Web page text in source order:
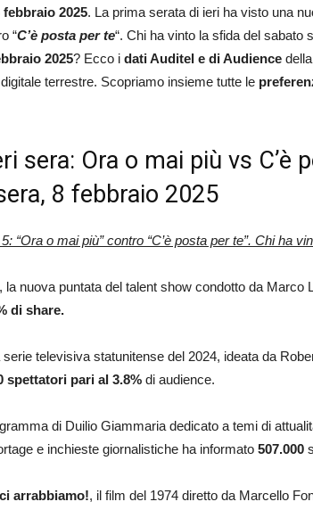
febbraio 2025. La prima serata di ieri ha visto una
“C’è posta per te“. Chi ha vinto la sfida del sabato
2025? Ecco i dati Auditel e di Audience
terrestre. Scopriamo insieme tutte le
sera: Ora o mai più vs C’è
8 febbraio 2025
“Ora o mai più” contro “C’è posta per te”. Chi ha
, la nuova puntata del talent show condotto da Marco
di share.
serie televisiva statunitense del 2024, ideata da
spettatori pari al 3.8% di audience.
di Duilio Giammaria dedicato a temi di
e inchieste giornalistiche ha informato 507.000
arrabbiamo!, il film del 1974 diretto da Marcello